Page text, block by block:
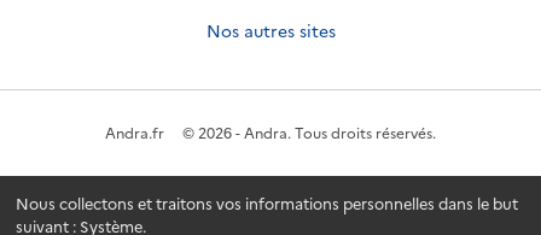
Nous collectons et traitons vos informations personnelles dans le but
suivant : Système.
Nos autres sites
Andra.fr © 2026 - Andra. Tous droits réservés.